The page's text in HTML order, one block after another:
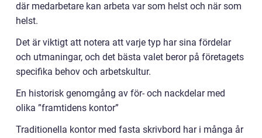
där medarbetare kan arbeta var som helst och när som
helst.
Det är viktigt att notera att varje typ har sina fördelar
och utmaningar, och det bästa valet beror på företagets
specifika behov och arbetskultur.
En historisk genomgång av för- och nackdelar med
olika ”framtidens kontor”
Traditionella kontor med fasta skrivbord har i många år